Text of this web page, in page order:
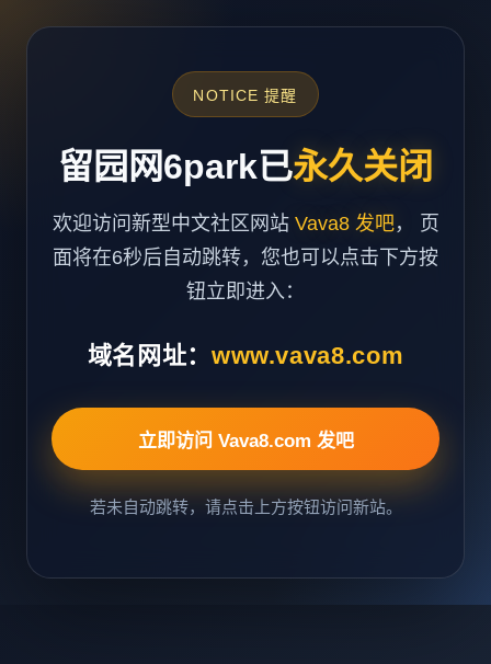
NOTICE 提醒
留园网6park已永久关闭
欢迎访问新型中文社区网站 Vava8 发吧， 页
面将在6秒后自动跳转，您也可以点击下方按
钮立即进入：
域名网址： www.vava8.com
立即访问 Vava8.com 发吧
若未自动跳转，请点击上方按钮访问新站。